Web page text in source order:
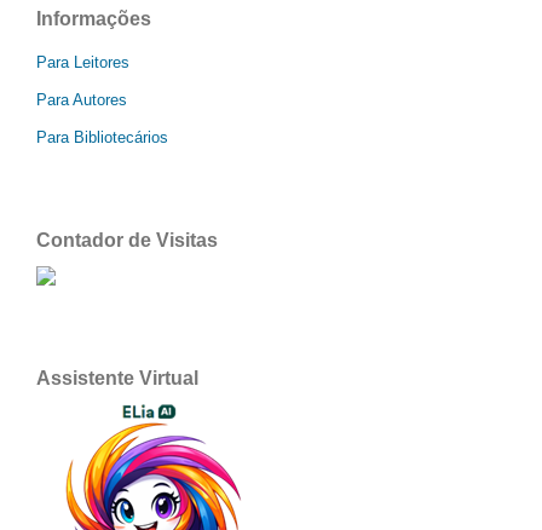
Informações
Para Leitores
Para Autores
Para Bibliotecários
Contador de Visitas
Assistente Virtual